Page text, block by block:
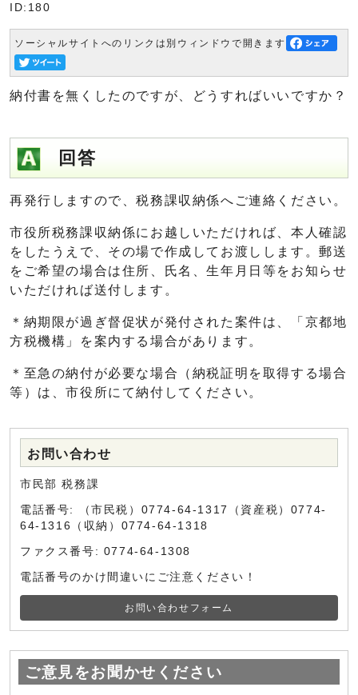
ID:180
ソーシャルサイトへのリンクは別ウィンドウで開きます
納付書を無くしたのですが、どうすればいいですか？
回答
再発行しますので、税務課収納係へご連絡ください。
市役所税務課収納係にお越しいただければ、本人確認
をしたうえで、その場で作成してお渡しします。郵送
をご希望の場合は住所、氏名、生年月日等をお知らせ
いただければ送付します。
＊納期限が過ぎ督促状が発付された案件は、「京都地
方税機構」を案内する場合があります。
＊至急の納付が必要な場合（納税証明を取得する場合
等）は、市役所にて納付してください。
お問い合わせ
市民部 税務課
電話番号: （市民税）0774-64-1317（資産税）0774-
64-1316（収納）0774-64-1318
ファクス番号: 0774-64-1308
電話番号のかけ間違いにご注意ください！
お問い合わせフォーム
ご意見をお聞かせください